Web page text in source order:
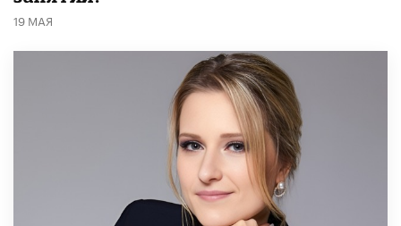
19 МАЯ